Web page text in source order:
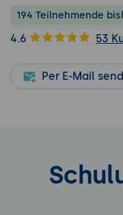
194 Teilnehmende
4.6 53
Per E-Mail